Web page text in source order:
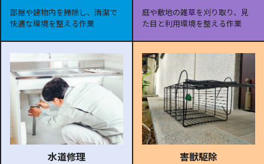
部屋や建物内を掃除し、清潔で
快適な環境を整える作業
庭や敷地の雑草を刈り取り、見
た目と利用環境を整える作業
水道修理 害獣駆除